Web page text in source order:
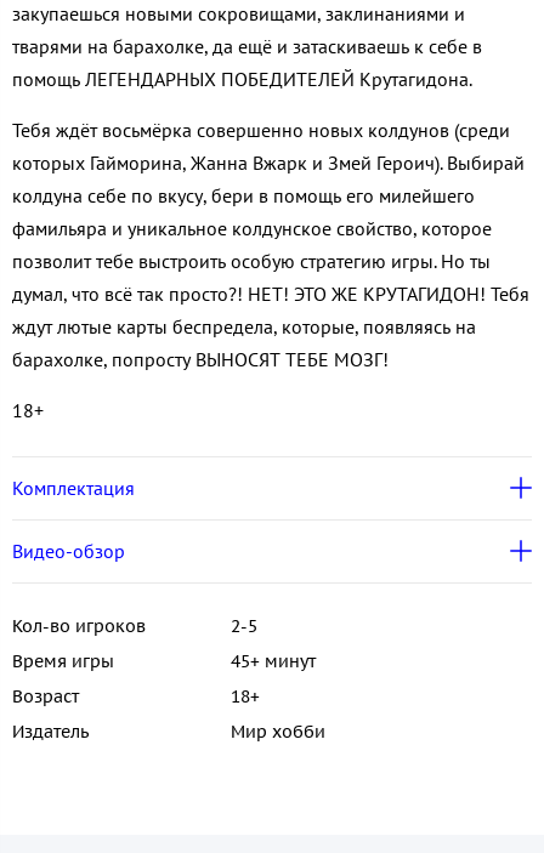
закупаешься новыми сокровищами, заклинаниями и
тварями на барахолке, да ещё и затаскиваешь к себе в
помощь ЛЕГЕНДАРНЫХ ПОБЕДИТЕЛЕЙ Крутагидона.
Тебя ждёт восьмёрка совершенно новых колдунов (среди
которых Гайморина, Жанна Вжарк и Змей Героич). Выбирай
колдуна себе по вкусу, бери в помощь его милейшего
фамильяра и уникальное колдунское свойство, которое
позволит тебе выстроить особую стратегию игры. Но ты
думал, что всё так просто?! НЕТ! ЭТО ЖЕ КРУТАГИДОН! Тебя
ждут лютые карты беспредела, которые, появляясь на
барахолке, попросту ВЫНОСЯТ ТЕБЕ МОЗГ!
18+
Комплектация
Видео-обзор
Кол-во игроков
2-5
Время игры
45+ минут
Возраст
18+
Издатель
Мир хобби